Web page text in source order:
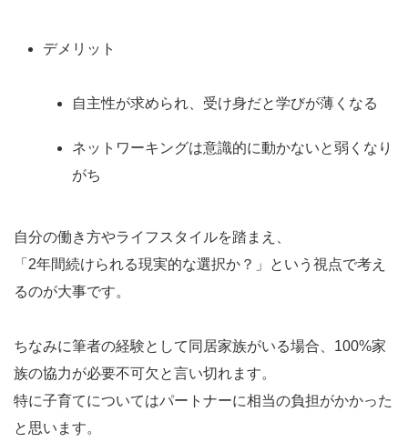
デメリット
自主性が求められ、受け身だと学びが薄くなる
ネットワーキングは意識的に動かないと弱くなり
がち
自分の働き方やライフスタイルを踏まえ、
「2年間続けられる現実的な選択か？」という視点で考え
るのが大事です。
ちなみに筆者の経験として同居家族がいる場合、100%家
族の協力が必要不可欠と言い切れます。
特に子育てについてはパートナーに相当の負担がかかった
と思います。